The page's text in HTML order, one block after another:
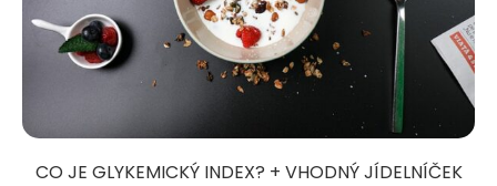
CO JE GLYKEMICKÝ INDEX? + VHODNÝ JÍDELNÍČEK